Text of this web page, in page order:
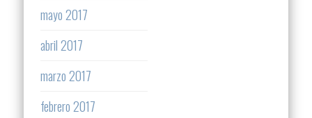
mayo 2017
abril 2017
marzo 2017
febrero 2017